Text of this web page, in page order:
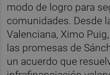
modo de logro para
comunidades. Desde
Valenciana, Ximo
las promesas de
un acuerdo que